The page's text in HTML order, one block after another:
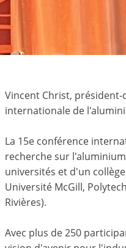
Vincent Christ, président-
internationale de
La 15e conférence
recherche sur
universités et d'un
Université McGill,
Rivières).
Avec plus de 250